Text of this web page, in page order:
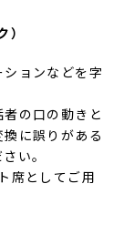
）
ョンなどを字
の口の動きと
に誤りがある
い。
席としてご用